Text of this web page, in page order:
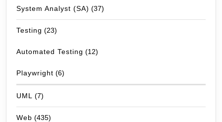
System Analyst (SA) (37)
Testing (23)
Automated Testing (12)
Playwright (6)
UML (7)
Web (435)